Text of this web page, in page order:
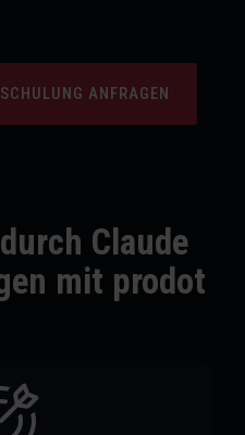
ANFRAGEN
Claude
mit prodot